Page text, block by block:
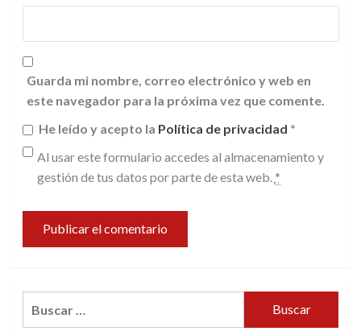
Guarda mi nombre, correo electrónico y web en
este navegador para la próxima vez que comente.
He leído y acepto la Política de privacidad *
Al usar este formulario accedes al almacenamiento y
gestión de tus datos por parte de esta web. *